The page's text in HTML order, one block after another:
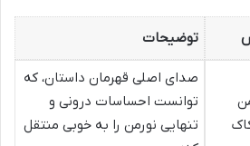
توضیحات
صدای اصلی قهرمان داستان، که
توانست احساسات درونی و
تنهایی نورمن را به خوبی منتقل